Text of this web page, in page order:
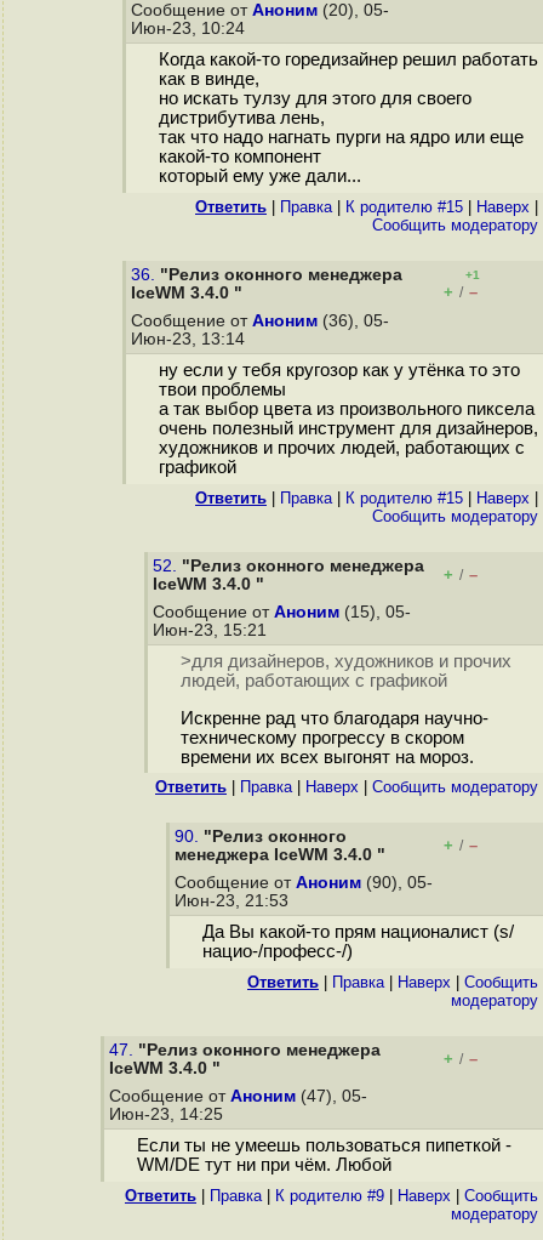
Сообщение от Аноним (20), 05-
Июн-23, 10:24
Когда какой-то горедизайнер решил работать
как в винде,
но искать тулзу для этого для своего
дистрибутива лень,
так что надо нагнать пурги на ядро или еще
какой-то компонент
который ему уже дали...
Ответить Правка| К родителю #15 Наверх
Cообщить модератору
36. "Релиз оконного менеджера
IceWM 3.4.0 "
+1
+ / –
Сообщение от Аноним (36), 05-
Июн-23, 13:14
ну если у тебя кругозор как у утёнка то это
твои проблемы
а так выбор цвета из произвольного пиксела
очень полезный инструмент для дизайнеров,
художников и прочих людей, работающих с
графикой
Ответить Правка| К родителю #15 Наверх
Cообщить модератору
52. "Релиз оконного менеджера
IceWM 3.4.0 "
+ / –
Сообщение от Аноним (15), 05-
Июн-23, 15:21
>для дизайнеров, художников и прочих
людей, работающих с графикой
Искренне рад что благодаря научно-
техническому прогрессу в скором
времени их всех выгонят на мороз.
Ответить Правка| Наверх Cообщить модератору
90. "Релиз оконного
менеджера IceWM 3.4.0 "
+ / –
Сообщение от Аноним (90), 05-
Июн-23, 21:53
Да Вы какой-то прям националист (s/
нацио-/професс-/)
Ответить Правка| Наверх
Cообщить
модератору
47. "Релиз оконного менеджера
IceWM 3.4.0 "
+ / –
Сообщение от Аноним (47), 05-
Июн-23, 14:25
Если ты не умеешь пользоваться пипеткой -
WM/DE тут ни при чём. Любой
Ответить Правка| К родителю #9 Наверх
Cообщить
модератору